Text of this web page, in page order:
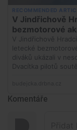
Komentáře